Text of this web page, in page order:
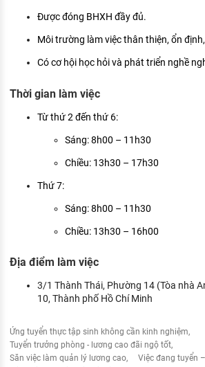
Được đóng BHXH đầy đủ.
Môi trường làm việc thân thiện, ổn
Có cơ hội học hỏi và phát triển nghề
Thời gian làm việc
Từ thứ 2 đến thứ 6:
Sáng: 8h00 – 11h30
Chiều: 13h30 – 17h30
Thứ 7:
Sáng: 8h00 – 11h30
Chiều: 13h30 – 16h00
Địa điểm làm việc
3/1 Thành Thái, Phường 14 (Tòa nhà
10, Thành phố Hồ Chí Minh
Ứng tuyển thực tập sinh không cần kinh nghiệm
Tuyển trưởng phòng - lương cao đãi ngộ tốt
Săn việc làm quản lý lương cao
Việc đang tuyển